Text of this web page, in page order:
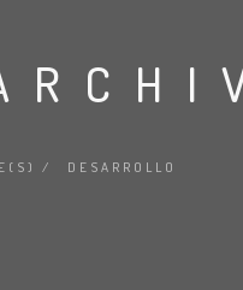
/ DESARROLLO